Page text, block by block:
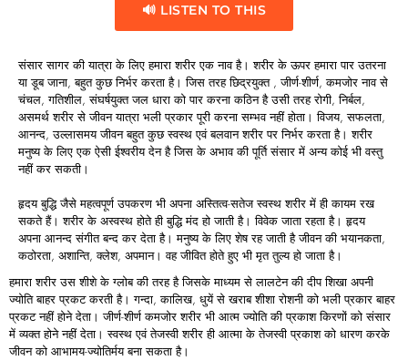
🔊 LISTEN TO THIS
संसार सागर की यात्रा के लिए हमारा शरीर एक नाव है। शरीर के ऊपर हमारा पार उतरना
या डूब जाना, बहुत कुछ निर्भर करता है। जिस तरह छिद्रयुक्त , जीर्ण-शीर्ण, कमजोर नाव से
चंचल, गतिशील, संघर्षयुक्त जल धारा को पार करना कठिन है उसी तरह रोगी, निर्बल,
असमर्थ शरीर से जीवन यात्रा भली प्रकार पूरी करना सम्भव नहीं होता। विजय, सफलता,
आनन्द, उल्लासमय जीवन बहुत कुछ स्वस्थ एवं बलवान शरीर पर निर्भर करता है। शरीर
मनुष्य के लिए एक ऐसी ईश्वरीय देन है जिस के अभाव की पूर्ति संसार में अन्य कोई भी वस्तु
नहीं कर सकती।
हृदय बुद्धि जैसे महत्वपूर्ण उपकरण भी अपना अस्तित्व-सतेज स्वस्थ शरीर में ही कायम रख
सकते हैं। शरीर के अस्वस्थ होते ही बुद्धि मंद हो जाती है। विवेक जाता रहता है। हृदय
अपना आनन्द संगीत बन्द कर देता है। मनुष्य के लिए शेष रह जाती है जीवन की भयानकता,
कठोरता, अशान्ति, क्लेश, अपमान। वह जीवित होते हुए भी मृत तुल्य हो जाता है।
हमारा शरीर उस शीशे के ग्लोब की तरह है जिसके माध्यम से लालटेन की दीप शिखा अपनी
ज्योति बाहर प्रकट करती है। गन्दा, कालिख, धुयें से खराब शीशा रोशनी को भली प्रकार बाहर
प्रकट नहीं होने देता। जीर्ण-शीर्ण कमजोर शरीर भी आत्म ज्योति की प्रकाश किरणों को संसार
में व्यक्त होने नहीं देता। स्वस्थ एवं तेजस्वी शरीर ही आत्मा के तेजस्वी प्रकाश को धारण करके
जीवन को आभामय-ज्योतिर्मय बना सकता है।